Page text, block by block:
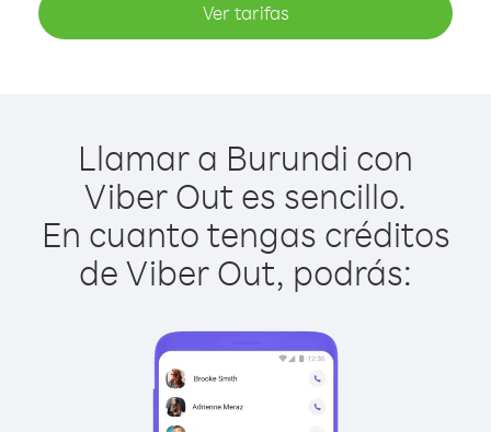
Ver tarifas
Llamar a Burundi con
Viber Out es sencillo.
En cuanto tengas créditos
de Viber Out, podrás: